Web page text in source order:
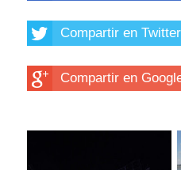
Compartir en Twitter
Compartir en